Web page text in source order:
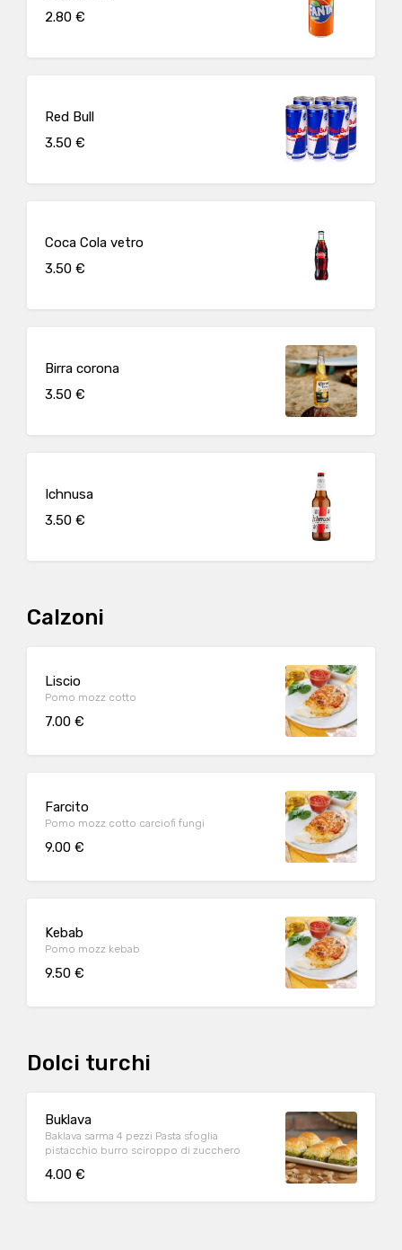
2.80 €
Red Bull
3.50 €
Coca Cola vetro
3.50 €
Birra corona
3.50 €
Ichnusa
3.50 €
Calzoni
Liscio
Pomo mozz cotto
7.00 €
Farcito
Pomo mozz cotto carciofi fungi
9.00 €
Kebab
Pomo mozz kebab
9.50 €
Dolci turchi
Buklava
Baklava sarma 4 pezzi Pasta sfoglia
pistacchio burro sciroppo di zucchero
4.00 €